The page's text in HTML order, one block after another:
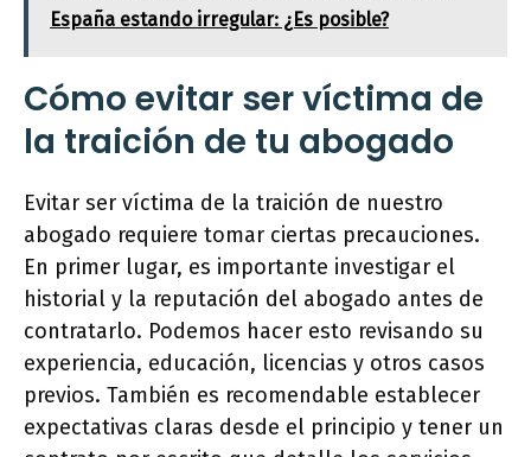
España estando irregular: ¿Es posible?
Cómo evitar ser víctima de
la traición de tu abogado
Evitar ser víctima de la traición de nuestro
abogado requiere tomar ciertas precauciones.
En primer lugar, es importante investigar el
historial y la reputación del abogado antes de
contratarlo. Podemos hacer esto revisando su
experiencia, educación, licencias y otros casos
previos. También es recomendable establecer
expectativas claras desde el principio y tener un